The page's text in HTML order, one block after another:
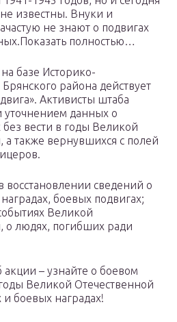
известны. Внуки и
не знают о подвигах
полностью…
базе Историко-
района действует
Активисты штаба
уточнением данных о
вести в годы Великой
также вернувшихся с полей
сведений о
боевых подвигах;
Великой
о людях, погибших ради
акции – узнайте о боевом
Великой Отечественной
боевых наградах!